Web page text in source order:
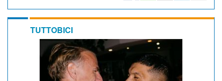
TUTTOBICI